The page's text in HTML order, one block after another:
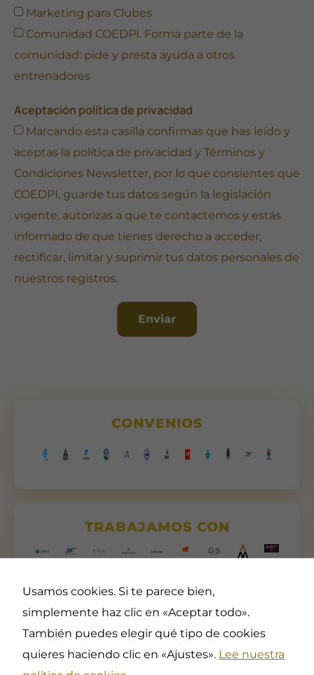
Marketing para Clubes
Comunidad COEDPI. Forma parte de la
comunidad: pide y presta ayuda a otros
entrenadores
Aceptación política de privacidad
Marcando esta casilla confirmas que has leído y
aceptas la política de privacidad y Términos y
Condiciones Newsletter, por lo que consientes que
COEDPI, guarde tus datos según la legislación
vigente, autorizas a que te contactemos y estás
informado de que tienes derecho a acceder,
rectificar, limitar y suprimir tus datos personales de
nuestros registros.
Enviar
CONVENIOS
TRABAJAMOS CON
Asociación Profesional de
Contacta
Usamos cookies. Si te parece bien,
simplemente haz clic en «Aceptar todo».
También puedes elegir qué tipo de cookies
quieres haciendo clic en «Ajustes». Lee nuestra